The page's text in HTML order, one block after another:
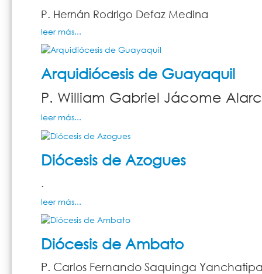
P. Hernán Rodrigo Defaz Medina
leer más...
Arquidiócesis de Guayaquil
P. William Gabriel Jácome
leer más...
Diócesis de Azogues
leer más...
Diócesis de Ambato
P. Carlos Fernando Saquinga